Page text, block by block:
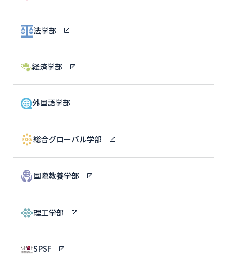
法学部
経済学部
外国語学部
総合グローバル学部
国際教養学部
理工学部
SPSF